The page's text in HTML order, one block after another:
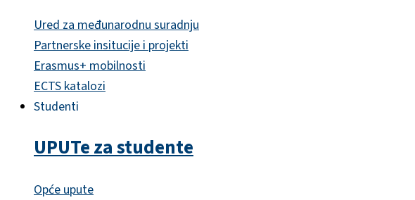
Ured za međunarodnu suradnju
Partnerske insitucije i projekti
Erasmus+ mobilnosti
ECTS katalozi
Studenti
UPUTe za studente
Opće upute